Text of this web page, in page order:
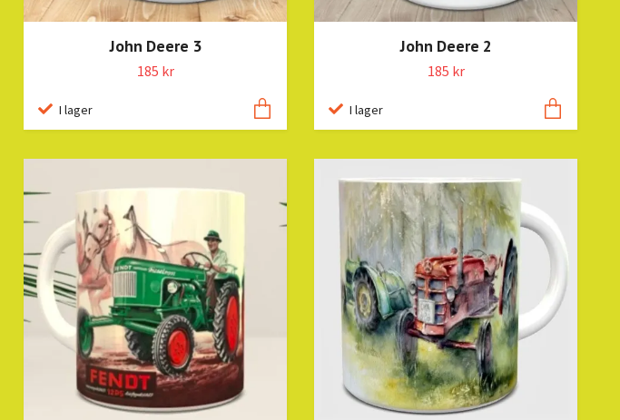
John Deere 3
185 kr
I lager
John Deere 2
185 kr
I lager